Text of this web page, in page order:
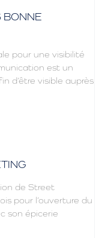
BONNE
pour une visibilité
est un
d’être visible auprès
de Street
pour l’ouverture du
son épicerie